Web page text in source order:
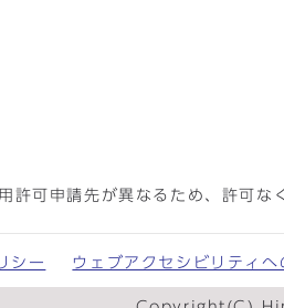
許可申請先が異なるため、許可な
シー ウェブアクセシビリティへ